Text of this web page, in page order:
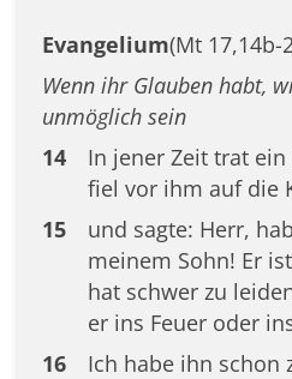
Evangelium(Mt 17,14b-
Wenn ihr Glauben habt,
unmöglich sein
14
In jener Zeit trat ein
fiel vor ihm auf die
15
und sagte: Herr,
meinem Sohn! Er
hat schwer zu
er ins Feuer oder
16
Ich habe ihn schon